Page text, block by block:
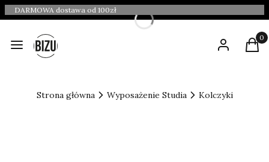
DARMOWA dostawa od 100zł
Menu Zaloguj się
Strona główna Wyposażenie Studia Kolczyki